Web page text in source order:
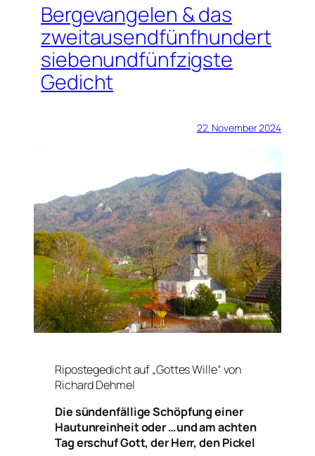
Bergevangelen & das
zweitausendfünfhundert
siebenundfünfzigste
Gedicht
22. November 2024
Ripostegedicht auf „Gottes Wille“ von
Richard Dehmel
Die sündenfällige Schöpfung einer
Hautunreinheit oder …und am achten
Tag erschuf Gott, der Herr, den Pickel